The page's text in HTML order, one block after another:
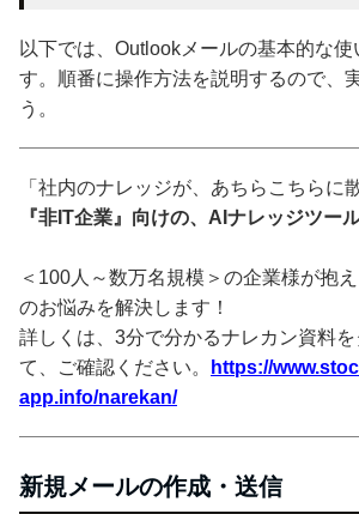
以下では、Outlookメールの基本的な使
す。順番に操作方法を説明するので、
う。
「社内のナレッジが、あちらこちらに
『非IT企業』向けの、AIナレッジツー
＜100人～数万名規模＞の企業様が抱
のお悩みを解決します！
詳しくは、3分で分かるナレカン資料
て、ご確認ください。
https://
app.info/narekan/
新規メールの作成・送信